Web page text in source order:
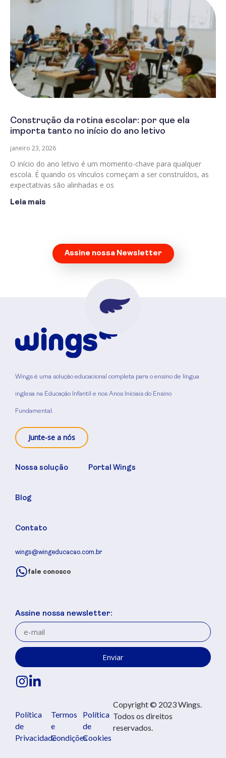
Construção da rotina escolar: por que ela
importa tanto no início do ano letivo
janeiro 23, 2026
O início do ano letivo é um momento-chave para qualquer
escola. É quando os vínculos começam a ser construídos, as
expectativas são alinhadas e os
Leia mais
Assine nossa Newsletter
Wings é uma solução educacional completa para o ensino de língua
inglesa na Educação Infantil e nos Anos Iniciais do Ensino
Fundamental.
Junte-se a nós
Nossa solução
Blog
Contato
Portal Wings
wings@wingeducacao.com.br
fale conosco
Assine nossa newsletter:
Enviar
Política
de
Privacidade
Termos
e
Condições
Política
de
Cookies
Copyright © 2023 Wings.
Todos os direitos
reservados.